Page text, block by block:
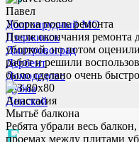
Долгопрудный МО
Дзержинск
Дмитровоград
Дербент
Домодедово
Дубна
Донской
Е
Павел
Уборка после ремонта
После окончания ремонта
уборкой, но потом
работ и решили
было сделано очень
Анастасия
Мытьё балкона
Ребята убрали весь
проемах между плитами